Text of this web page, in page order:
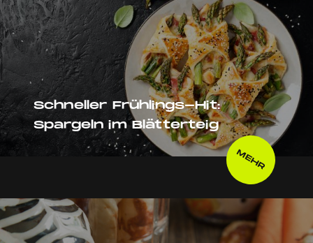
Schneller Frühlings-Hit:
Spargeln im Blätterteig
MEHR